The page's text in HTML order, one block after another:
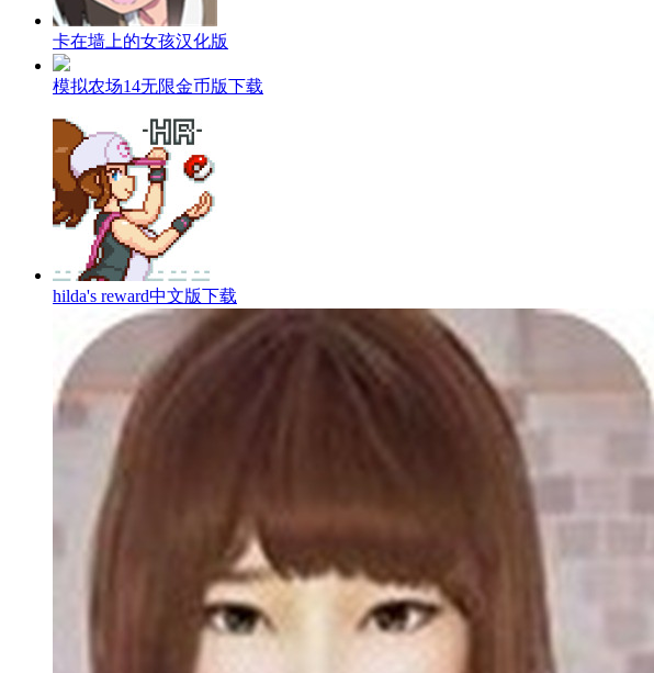
卡在墙上的女孩汉化版
模拟农场14无限金币版下载
hilda's reward中文版下载